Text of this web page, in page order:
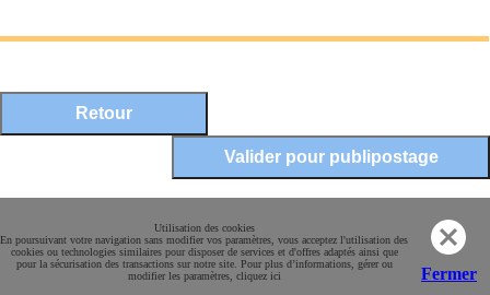
Utilisation des cookies
En poursuivant votre navigation sans modifier vos paramètres, vous acceptez l'utilisation des
cookies ou technologies similaires pour disposer de services et d'offres adaptés ainsi que
pour la sécurisation des transactions sur notre site. Pour plus d’informations, gérer ou
modifier les paramètres, cliquez ici
Fermer
Paiement sécurisé
Conditions Générales de Vente